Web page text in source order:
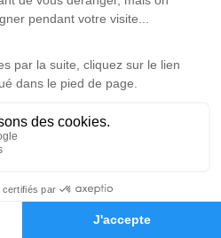
Hommages
hommage est
Je rends hommage
Change